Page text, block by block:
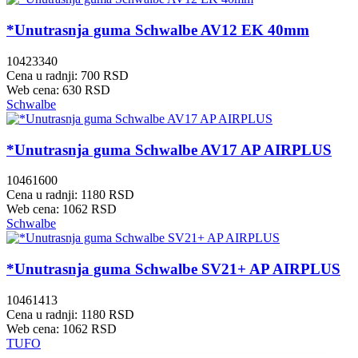
*Unutrasnja guma Schwalbe AV12 EK 40mm
10423340
Cena u radnji: 700 RSD
Web cena: 630 RSD
Schwalbe
*Unutrasnja guma Schwalbe AV17 AP AIRPLUS
10461600
Cena u radnji: 1180 RSD
Web cena: 1062 RSD
Schwalbe
*Unutrasnja guma Schwalbe SV21+ AP AIRPLUS
10461413
Cena u radnji: 1180 RSD
Web cena: 1062 RSD
TUFO